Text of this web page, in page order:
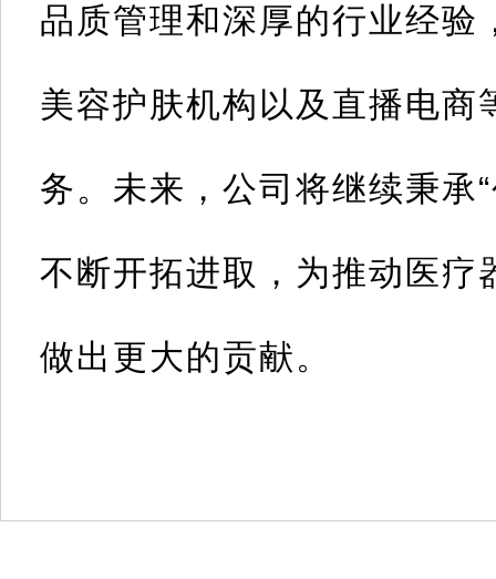
品质管理和深厚的行业经
美容护肤机构以及直播电
务。未来，公司将继续秉承
不断开拓进取，为推动医疗
做出更大的贡献。